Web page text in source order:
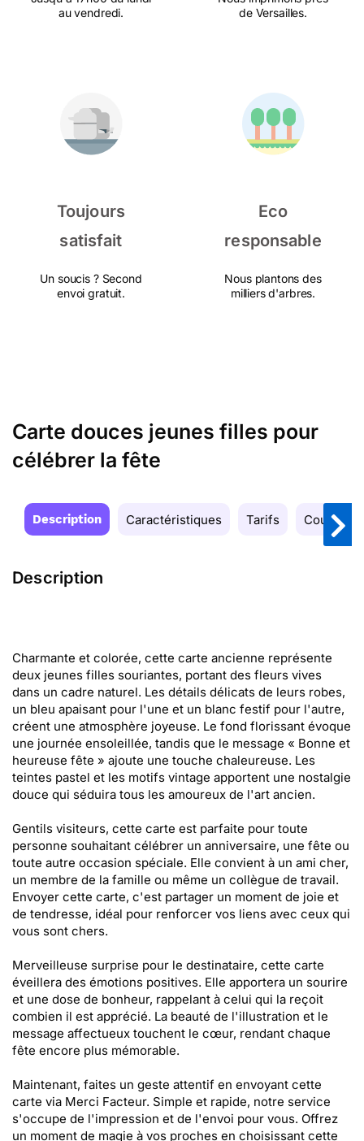
au vendredi.
de Versailles.
Toujours
satisfait
Un soucis ? Second
envoi gratuit.
Eco
responsable
Nous plantons des
milliers d'arbres.
Carte douces jeunes filles pour
célébrer la fête
Description Caractéristiques Tarifs Couleurs
Description
Charmante et colorée, cette carte ancienne représente
deux jeunes filles souriantes, portant des fleurs vives
dans un cadre naturel. Les détails délicats de leurs robes,
un bleu apaisant pour l'une et un blanc festif pour l'autre,
créent une atmosphère joyeuse. Le fond florissant évoque
une journée ensoleillée, tandis que le message « Bonne et
heureuse fête » ajoute une touche chaleureuse. Les
teintes pastel et les motifs vintage apportent une nostalgie
douce qui séduira tous les amoureux de l'art ancien.
Gentils visiteurs, cette carte est parfaite pour toute
personne souhaitant célébrer un anniversaire, une fête ou
toute autre occasion spéciale. Elle convient à un ami cher,
un membre de la famille ou même un collègue de travail.
Envoyer cette carte, c'est partager un moment de joie et
de tendresse, idéal pour renforcer vos liens avec ceux qui
vous sont chers.
Merveilleuse surprise pour le destinataire, cette carte
éveillera des émotions positives. Elle apportera un sourire
et une dose de bonheur, rappelant à celui qui la reçoit
combien il est apprécié. La beauté de l'illustration et le
message affectueux touchent le cœur, rendant chaque
fête encore plus mémorable.
Maintenant, faites un geste attentif en envoyant cette
carte via Merci Facteur. Simple et rapide, notre service
s'occupe de l'impression et de l'envoi pour vous. Offrez
un moment de magie à vos proches en choisissant cette